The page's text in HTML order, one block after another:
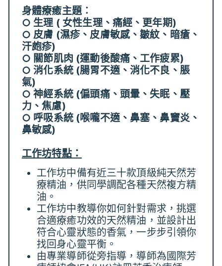
身體療癒主題︰
○ 生理 ( 女性生理、痛經、更年期)
○ 皮膚 (濕疹、皮膚敏感、皺紋、暗瘡、
汗皰疹)
○ 關節肌肉 (運動後酸痛、工作疲累)
○ 消化系統 (腸胃不適、消化不良、脹
氣)
○ 神經系統 (偏頭痛、頭暈、失眠、壓
力、焦慮)
○ 呼吸系統 (喉嚨不適、鼻塞、鼻竇炎、
鼻敏感)
工作坊特點：
工作坊中備有近三十款頂級純天然芳
療精油，供同學調配各種天然複方精
油。
工作坊中教導你如何針對需求，挑選
合適療癒功效的天然精油，並設計出
符合心靈狀態的香氣，一步步引領你
找回身心靈平衡。
由專業導師從旁指導，導師為國際芳